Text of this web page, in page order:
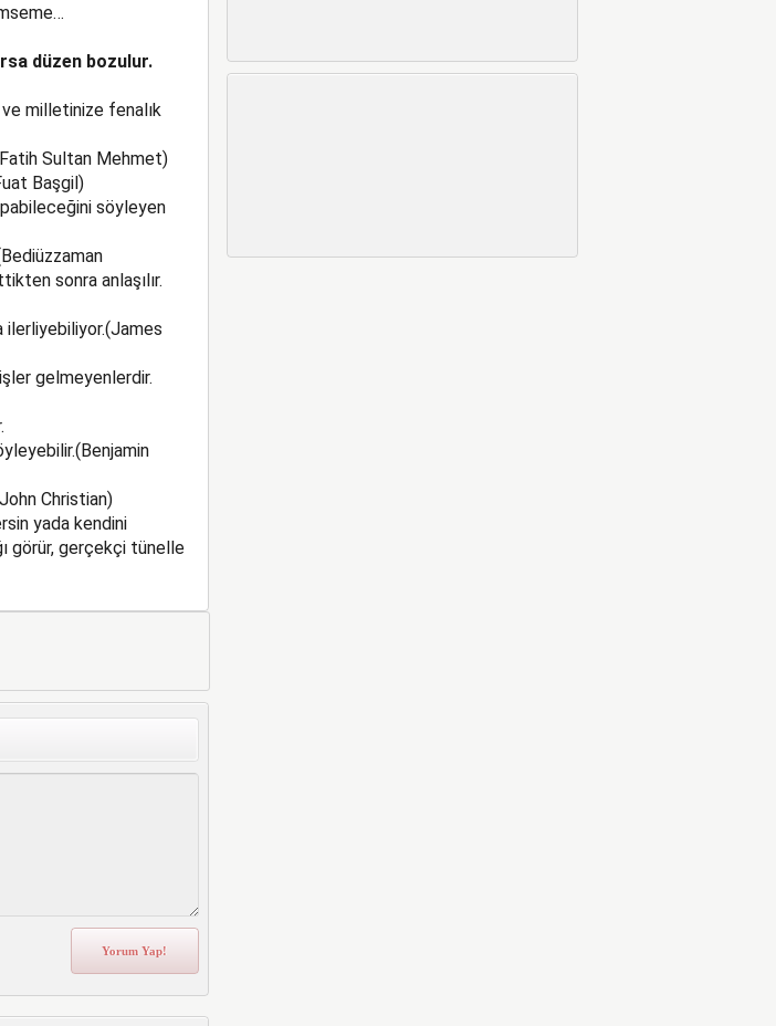
düzen bozulur.
ve milletinize fenalık
Sultan Mehmet)
Başgil)
söyleyen
sonra anlaşılır.
ilerliyebiliyor.(James
gelmeyenlerdir.
Christian)
yada kendini
görür, gerçekçi tünelle